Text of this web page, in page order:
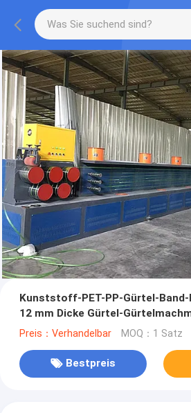
Kunststoff-PET-PP-Gürtel-
12 mm Dicke Gürtel-
Preis：Verhandelbar MOQ：1 Satz
Bestpreis